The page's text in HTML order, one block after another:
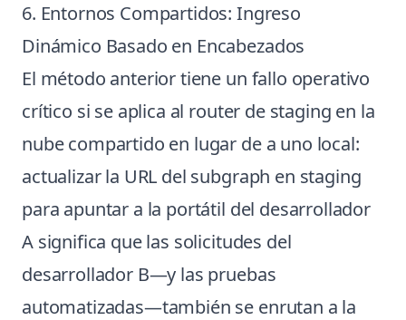
6. Entornos Compartidos: Ingreso
Dinámico Basado en Encabezados
El método anterior tiene un fallo operativo
crítico si se aplica al router de staging en la
nube compartido en lugar de a uno local:
actualizar la URL del subgraph en staging
para apuntar a la portátil del desarrollador
A significa que las solicitudes del
desarrollador B—y las pruebas
automatizadas—también se enrutan a la